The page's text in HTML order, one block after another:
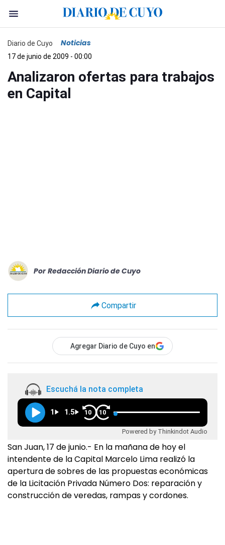
Diario de Cuyo Noticias
17 de junio de 2009 - 00:00
Analizaron ofertas para trabajos
en Capital
Por Redacción Diario de Cuyo
Compartir
Agregar Diario de Cuyo en
Escuchá la nota completa
1 1.5 10 10
Powered by Thinkindot Audio
San Juan, 17 de junio.- En la mañana de hoy el
intendente de la Capital Marcelo Lima realizó la
apertura de sobres de las propuestas económicas
de la Licitación Privada Número Dos: reparación y
construcción de veredas, rampas y cordones.